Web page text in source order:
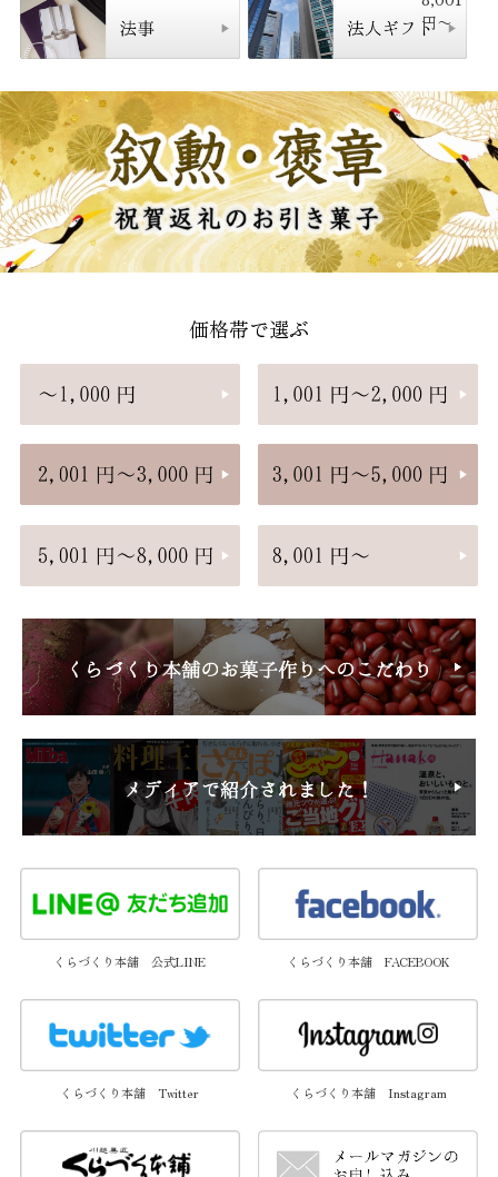
円〜
価格帯で選ぶ
くらづくり本舗 公式LINE くらづくり本舗 FACEBOOK
くらづくり本舗 Twitter くらづくり本舗 Instagram